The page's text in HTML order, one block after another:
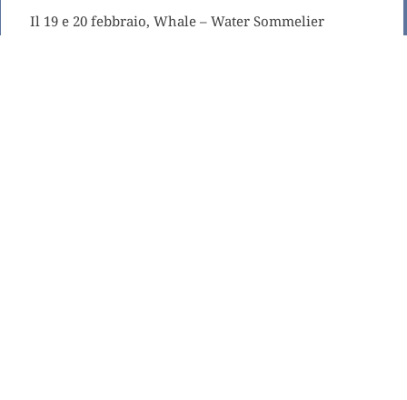
Il 19 e 20 febbraio, Whale – Water Sommelier